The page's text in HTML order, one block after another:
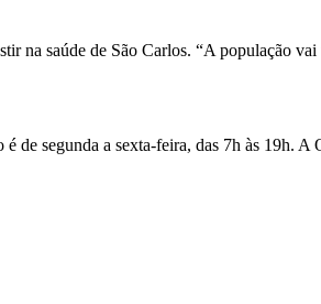
saúde de São Carlos. “A população
segunda a sexta-feira, das 7h às 19h. A